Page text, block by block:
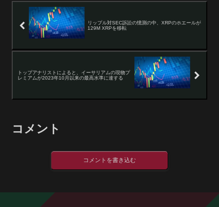
リップル対SEC訴訟の憶測の中、XRPのホエールが
129M XRPを移転
トップアナリストによると、イーサリアムの現物プ
レミアムが2023年10月以来の最高水準に達する
コメント
コメントを書き込む